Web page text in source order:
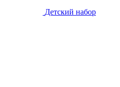
Детский набор